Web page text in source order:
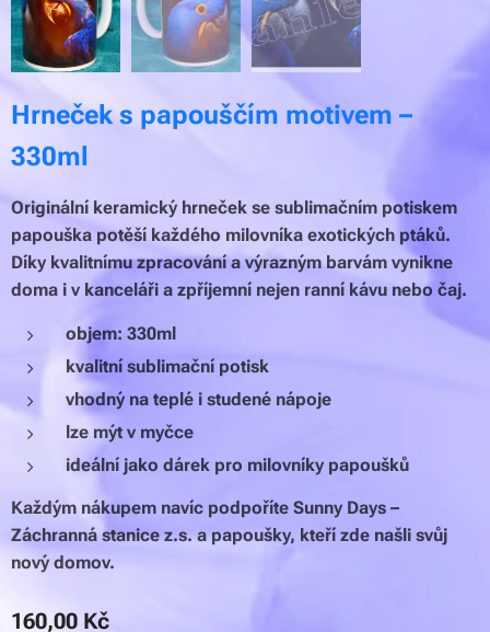
Hrneček s papouščím motivem –
330ml
Originální keramický hrneček se sublimačním potiskem
papouška potěší každého milovníka exotických ptáků.
Díky kvalitnímu zpracování a výrazným barvám vynikne
doma i v kanceláři a zpříjemní nejen ranní kávu nebo čaj.
objem: 330ml
kvalitní sublimační potisk
vhodný na teplé i studené nápoje
lze mýt v myčce
ideální jako dárek pro milovníky papoušků
Každým nákupem navíc podpoříte Sunny Days –
Záchranná stanice z.s. a papoušky, kteří zde našli svůj
nový domov.
160,00 Kč